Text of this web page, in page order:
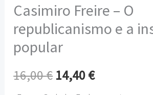
Casimiro Freire – O
republicanismo e a
popular
16,00€ 14,40€